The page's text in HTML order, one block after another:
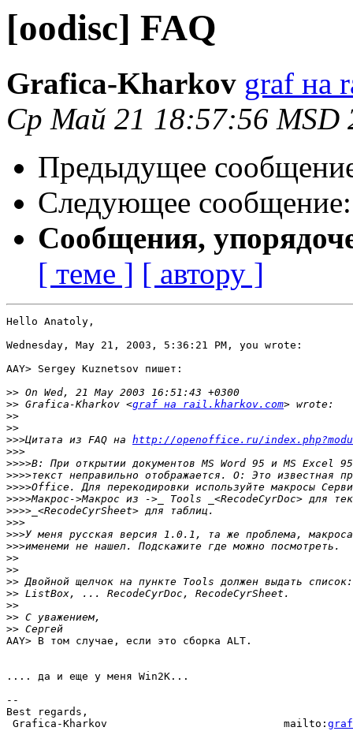
[oodisc] FAQ
Grafica-Kharkov graf на
Ср Май 21 18:57:56 MSD
Предыдущее
Следующее
Сообщения,
[ теме ] [ автору ]
Hello Anatoly,
Wednesday, May 21, 2003, 5:36:21 PM, you wrote:
AAY> Sergey Kuznetsov пишет:
>>
>> Grafica-Kharkov <graf на rail.kharkov.com
>>
>>
>>>Цитата из FAQ на http://openoffice.ru/
>>>
>>>>
>>>>
>>>>
>>>>
>>>>
>>>
>>>
>>>
>>
>>
>>
>>
>>
>>
>>
AAY> В том случае, если это сборка ALT.
.... да и еще у меня Win2K...
--
Best regards,
Grafica-Kharkov                            mailto: